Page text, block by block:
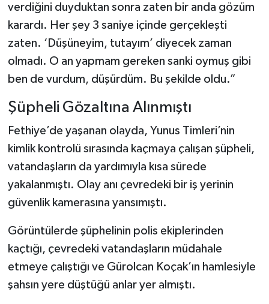
verdiğini duyduktan sonra zaten bir anda gözüm
karardı. Her şey 3 saniye içinde gerçekleşti
zaten. ‘Düşüneyim, tutayım’ diyecek zaman
olmadı. O an yapmam gereken sanki oymuş gibi
ben de vurdum, düşürdüm. Bu şekilde oldu.”
Şüpheli Gözaltına Alınmıştı
Fethiye’de yaşanan olayda, Yunus Timleri’nin
kimlik kontrolü sırasında kaçmaya çalışan şüpheli,
vatandaşların da yardımıyla kısa sürede
yakalanmıştı. Olay anı çevredeki bir iş yerinin
güvenlik kamerasına yansımıştı.
Görüntülerde şüphelinin polis ekiplerinden
kaçtığı, çevredeki vatandaşların müdahale
etmeye çalıştığı ve Gürolcan Koçak’ın hamlesiyle
şahsın yere düştüğü anlar yer almıştı.